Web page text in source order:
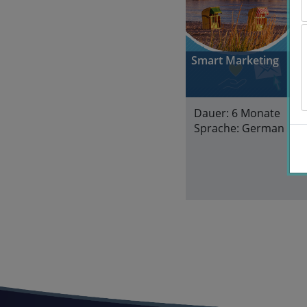
Smart Marketing
Dauer: 6 Monate
Sprache: German